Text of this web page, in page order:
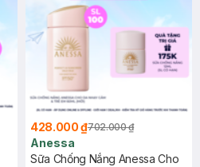
428.000 ₫702.000 ₫
Anessa
Sữa Chống Nắng Anessa Cho